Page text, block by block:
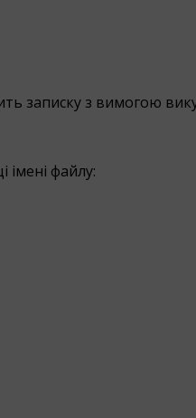
записку з вимогою
файлу: